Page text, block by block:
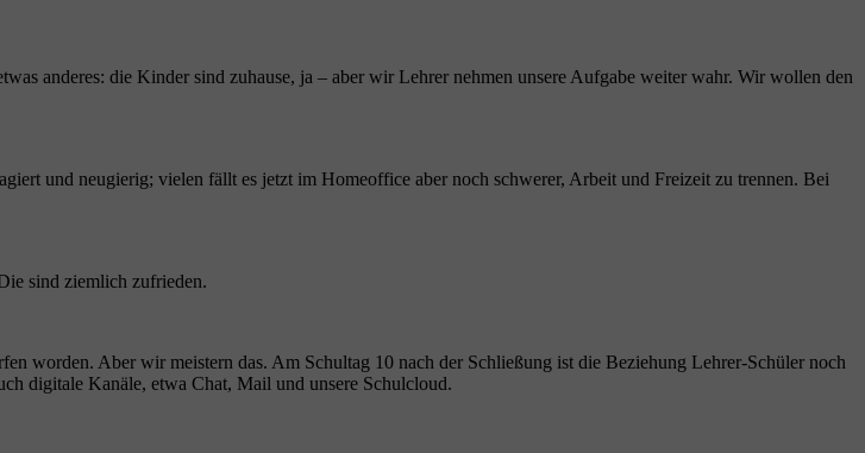
anderes: die Kinder sind zuhause, ja – aber wir Lehrer nehmen unsere Aufgabe weiter wahr. Wir wollen den
und neugierig; vielen fällt es jetzt im Homeoffice aber noch schwerer, Arbeit und Freizeit zu trennen. Bei
sind ziemlich zufrieden.
worden. Aber wir meistern das. Am Schultag 10 nach der Schließung ist die Beziehung Lehrer-Schüler noch
digitale Kanäle, etwa Chat, Mail und unsere Schulcloud.